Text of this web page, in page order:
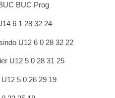
BUC Prog
6 1 28 32 24
U12 6 0 28 32 22
U12 5 0 28 31 25
5 0 26 29 19